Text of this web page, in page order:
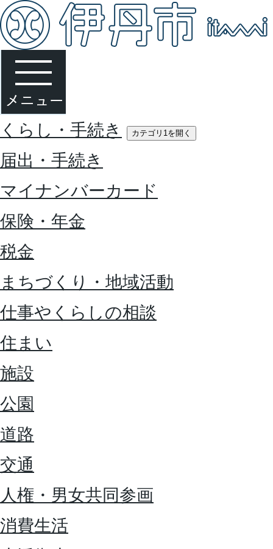
くらし・手続き カテゴリ1を開く
届出・手続き
マイナンバーカード
保険・年金
税金
まちづくり・地域活動
仕事やくらしの相談
住まい
施設
公園
道路
交通
人権・男女共同参画
消費生活